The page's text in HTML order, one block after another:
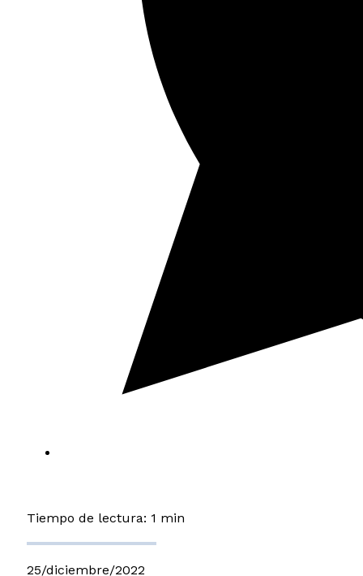
Tiempo de lectura: 1 min
25/diciembre/2022